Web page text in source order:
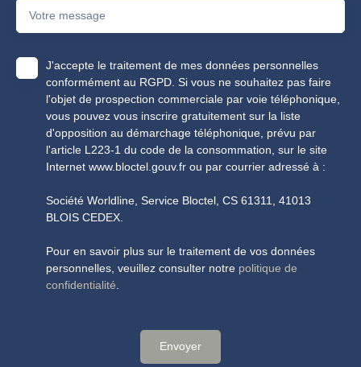
Votre message
J'accepte le traitement de mes données personnelles
conformément au RGPD. Si vous ne souhaitez pas faire
l'objet de prospection commerciale par voie téléphonique,
vous pouvez vous inscrire gratuitement sur la liste
d'opposition au démarchage téléphonique, prévu par
l'article L223-1 du code de la consommation, sur le site
Internet www.bloctel.gouv.fr ou par courrier adressé à :
Société Worldline, Service Bloctel, CS 61311, 41013
BLOIS CEDEX.
Pour en savoir plus sur le traitement de vos données
personnelles, veuillez consulter notre politique de
confidentialité
Envoyer